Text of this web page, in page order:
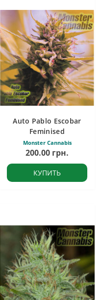
Auto Pablo Escobar
Feminised
Monster Cannabis
200.00 грн.
КУПИТЬ